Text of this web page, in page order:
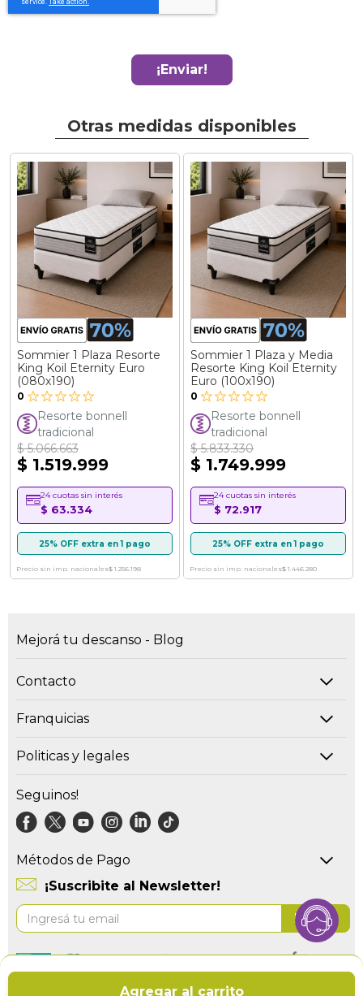
Agregar al carrito
¡Enviar!
Otras medidas disponibles
Sommier 1 Plaza Resorte
King Koil Eternity Euro
(080x190)
0
Resorte bonnell
tradicional
$ 5.066.663
$ 1.519.999
24 cuotas sin interés
$ 63.334
25% OFF extra en 1 pago
Precio sin imp. nacionales$ 1.256.198
Sommier 1 Plaza y Media
Resorte King Koil Eternity
Euro (100x190)
0
Resorte bonnell
tradicional
$ 5.833.330
$ 1.749.999
24 cuotas sin interés
$ 72.917
25% OFF extra en 1 pago
Precio sin imp. nacionales$ 1.446.280
Mejorá tu descanso - Blog
Contacto
Franquicias
Politicas y legales
¡Suscribite al Newsletter!
Suscríbase
al
informativo:
Enviar
Seguinos!
Métodos de Pago
Copyright © 2026 Sommiercenter.